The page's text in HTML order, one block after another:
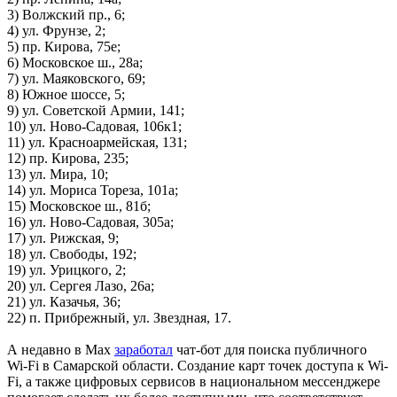
08.08.2026 | 15:18
Самарцев приглашают на бесплатные показы советского кино
8 и 9 августа
08.08.2026 | 14:52
Вячеслав Федорищев награжден почетной грамотой
Минобороны России
08.08.2026 | 14:23
Самарскую область накроет гроза с градом 8 августа
08.08.2026 | 14:13
Самарцам покажут фильм о жизни и трагической гибели
Ивана Блока
08.08.2026 | 12:52
Стали известны подробности столкновения катера и лодки в
Красноглинском районе
08.08.2026 | 12:31
Вячеслав Федорищев рассказал о последствиях атаки ВСУ на
регион
08.08.2026 | 12:29
Водитель "Мазды" сбил женщину на улице Подшипниковой в
Самаре
Ударила собутыльника: на тольяттинку завели "уголовку"
08.08.2026 | 11:40
В Самаре ветераны СВО сыграли в пляжный волейбол с
3) Волжский пр., 6;
4) ул. Фрунзе, 2;
5) пр. Кирова, 75е;
6) Московское ш., 28а;
7) ул. Маяковского, 69;
8) Южное шоссе, 5;
9) ул. Советской Армии, 141;
10) ул. Ново-Садовая, 106к1;
11) ул. Красноармейская, 131;
12) пр. Кирова, 235;
13) ул. Мира, 10;
14) ул. Мориса Тореза, 101а;
15) Московское ш., 81б;
16) ул. Ново-Садовая, 305а;
17) ул. Рижская, 9;
18) ул. Свободы, 192;
19) ул. Урицкого, 2;
20) ул. Сергея Лазо, 26а;
21) ул. Казачья, 36;
22) п. Прибрежный, ул. Звездная, 17.
А недавно в Мax заработал чат-бот для поиска публичного
Wi-Fi в Самарской области. Создание карт точек доступа к Wi-
Fi, а также цифровых сервисов в национальном мессенджере